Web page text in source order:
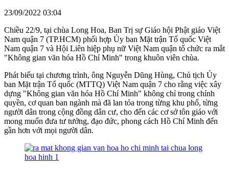
23/09/2022 03:04
Chiều 22/9, tại chùa Long Hoa, Ban Trị sự Giáo hội Phật giáo Việt
Nam quận 7 (TP.HCM) phối hợp Ủy ban Mặt trận Tổ quốc Việt
Nam quận 7 và Hội Liên hiệp phụ nữ Việt Nam quận tổ chức ra mắt
"Không gian văn hóa Hồ Chí Minh" trong khuôn viên chùa.
Phát biểu tại chương trình, ông Nguyễn Dũng Hùng, Chủ tịch Ủy
ban Mặt trận Tổ quốc (MTTQ) Việt Nam quận 7 cho rằng việc xây
dựng "Không gian văn hóa Hồ Chí Minh" không chỉ trong chính
quyền, cơ quan ban ngành mà đã lan tỏa trong từng khu phố, từng
người dân trong cộng đồng dân cư, cho đến các cơ sở tôn giáo với
mong muốn đưa tư tưởng, đạo đức, phong cách Hồ Chí Minh đến
gần hơn với mọi người dân.